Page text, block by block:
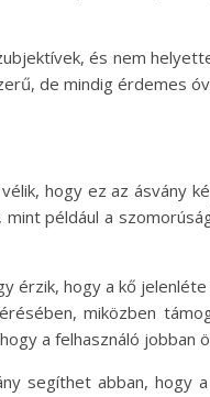
és nem
de mindig érdemes
hogy ez az ásvány
például a
érzik, hogy a kő
miközben
a felhasználó jobban
segíthet abban, hogy